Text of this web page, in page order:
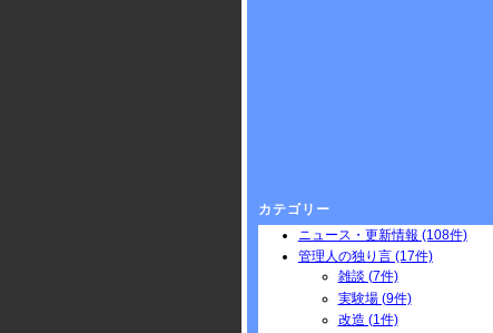
カテゴリー
ニュース・更新情報 (108件)
管理人の独り言 (17件)
雑談 (7件)
実験場 (9件)
改造 (1件)